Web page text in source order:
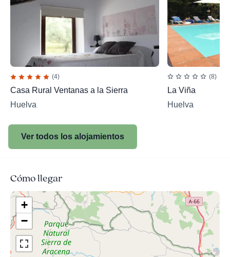
(4)
Casa Rural Ventanas a la Sierra
Huelva
(8)
La Viña
Huelva
Ver todos los alojamientos
Cómo llegar
+
−